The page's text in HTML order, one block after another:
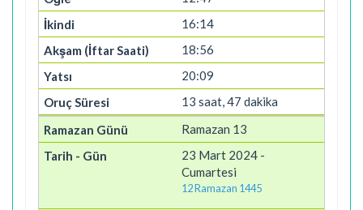
16:14
18:56
20:09
13 saat, 47 dakika
Ramazan 13
23 Mart 2024 -
Cumartesi
12 Ramazan 1445